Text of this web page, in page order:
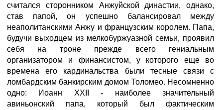
считался сторонником Анжуйской династии, однако,
став папой, он успешно балансировал между
неаполитанскими Анжу и французским королем. Папа,
будучи выходцем из мелкобуржуазной семьи, проявил
себя на троне прежде всего гениальным
организатором и финансистом, у которого еще во
времена его кардинальства были тесные связи с
ломбардским банкирским домом Толомео. Несомненно
одно: Иоанн XXII - наиболее значительный
авиньонский папа, который был фактическим